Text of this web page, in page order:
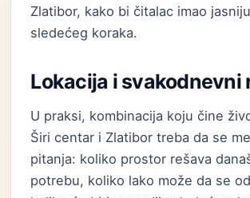
Zlatibor, kako bi čitalac imao
sledećeg koraka.
Lokacija i svakodnevni
U praksi, kombinacija koju čine
Širi centar i Zlatibor treba da se
pitanja: koliko prostor rešava
potrebu, koliko lako može da se